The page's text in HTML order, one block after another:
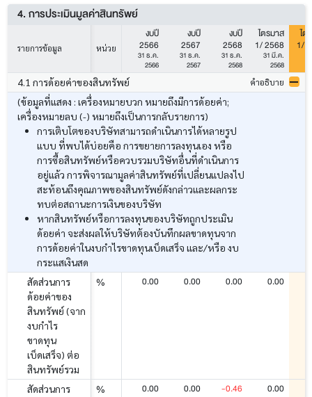
4. การประเมินมูลค่าสินทรัพย์
รายการข้อมูล หน่วย
งบปี
2566
31 ธ.ค.
2566
งบปี
2567
31 ธ.ค.
2567
งบปี
2568
31 ธ.ค.
2568
ไตรมาส
1/ 2568
31 มี.ค.
2568
ไต
1/
4.1 การด้อยค่าของสินทรัพย์ คำอธิบาย
(ข้อมูลที่แสดง : เครื่องหมายบวก หมายถึงมีการด้อยค่า;
เครื่องหมายลบ (-) หมายถึงเป็นการกลับรายการ)
การเติบโตของบริษัทสามารถดำเนินการได้หลายรูป
แบบ ที่พบได้บ่อยคือ การขยายการลงทุนเอง หรือ
การซื้อสินทรัพย์หรือควบรวมบริษัทอื่นที่ดำเนินการ
อยู่แล้ว การพิจารณามูลค่าสินทรัพย์ที่เปลี่ยนแปลงไป
สะท้อนถึงคุณภาพของสินทรัพย์ดังกล่าวและผลกระ
ทบต่อสถานะการเงินของบริษัท
หากสินทรัพย์หรือการลงทุนของบริษัทถูกประเมิน
ด้อยค่า จะส่งผลให้บริษัทต้องบันทึกผลขาดทุนจาก
การด้อยค่าในงบกำไรขาดทุนเบ็ดเสร็จ และ/หรือ งบ
กระแสเงินสด
สัดส่วนการ
ด้อยค่าของ
สินทรัพย์ (จาก
งบกำไร
ขาดทุน
เบ็ดเสร็จ) ต่อ
สินทรัพย์รวม
% 0.00 0.00 0.00 0.00
สัดส่วนการ
% 0.00 0.00 -0.46 0.00